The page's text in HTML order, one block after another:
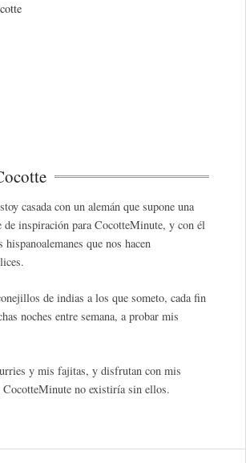
casada con un alemán que supone una
de inspiración para CocotteMinute, y con él
hispanoalemanes que nos hacen
de indias a los que someto, cada fin
noches entre semana, a probar mis
y mis fajitas, y disfrutan con mis
no existiría sin ellos.